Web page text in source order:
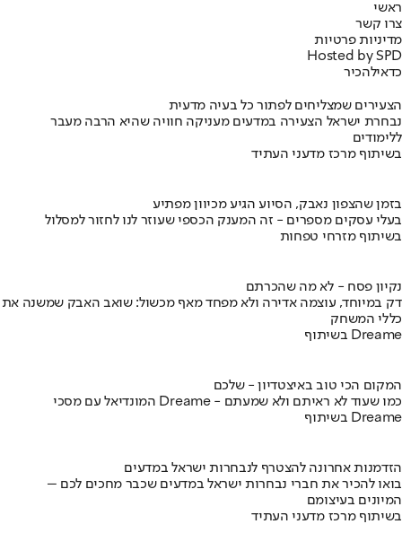
ראשי
צרו קשר
מדיניות פרטיות
Hosted by SPD
כדאילהכיר
הצעירים שמצליחים לפתור כל בעיה מדעית
נבחרת ישראל הצעירה במדעים מעניקה חוויה שהיא הרבה מעבר
ללימודים
בשיתוף מרכז מדעני העתיד
בזמן שהצפון נאבק, הסיוע הגיע מכיוון מפתיע
בעלי עסקים מספרים - זה המענק הכספי שעוזר לנו לחזור למסלול
בשיתוף מזרחי טפחות
נקיון פסח - לא מה שהכרתם
דק במיוחד, עוצמה אדירה ולא מפחד מאף מכשול: שואב האבק שמשנה את
כללי המשחק
בשיתוף Dreame
המקום הכי טוב באיצטדיון - שלכם
המונדיאל עם מסכי Dreame - כמו שעוד לא ראיתם ולא שמעתם
בשיתוף Dreame
הזדמנות אחרונה להצטרף לנבחרות ישראל במדעים
בואו להכיר את חברי נבחרות ישראל במדעים שכבר מחכים לכם –
המיונים בעיצומם
בשיתוף מרכז מדעני העתיד